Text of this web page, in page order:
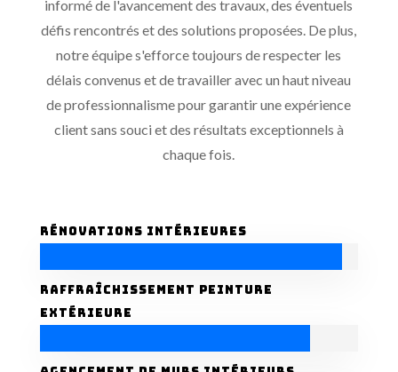
informé de l'avancement des travaux, des éventuels
défis rencontrés et des solutions proposées. De plus,
notre équipe s'efforce toujours de respecter les
délais convenus et de travailler avec un haut niveau
de professionnalisme pour garantir une expérience
client sans souci et des résultats exceptionnels à
chaque fois.
Rénovations intérieures
Raffraîchissement peinture
extérieure